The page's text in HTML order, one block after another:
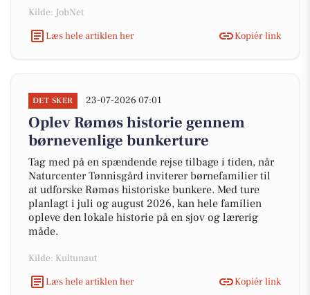
Kilde: JobNet
Læs hele artiklen her
Kopiér link
DET SKER 23-07-2026 07:01
Oplev Rømøs historie gennem
børnevenlige bunkerture
Tag med på en spændende rejse tilbage i tiden, når
Naturcenter Tønnisgård inviterer børnefamilier til
at udforske Rømøs historiske bunkere. Med ture
planlagt i juli og august 2026, kan hele familien
opleve den lokale historie på en sjov og lærerig
måde.
Kilde: Kultunaut
Læs hele artiklen her
Kopiér link